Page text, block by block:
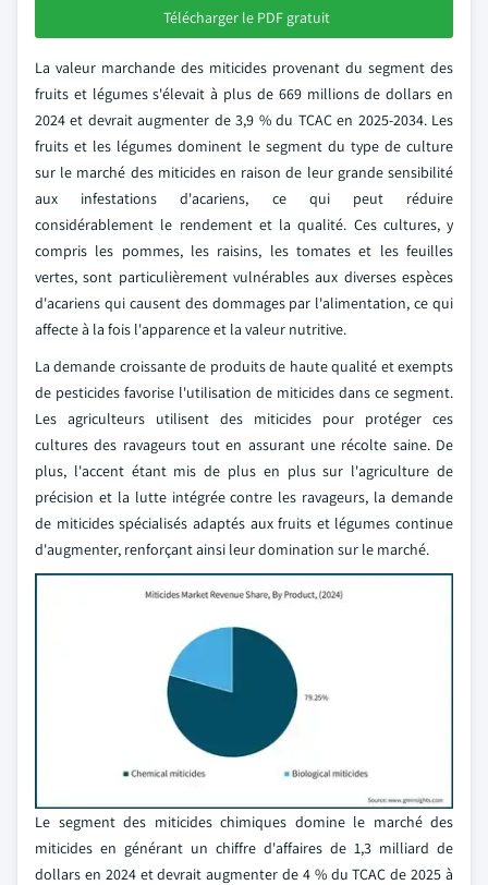
Télécharger le PDF gratuit
La valeur marchande des miticides provenant du segment des
fruits et légumes s'élevait à plus de 669 millions de dollars en
2024 et devrait augmenter de 3,9 % du TCAC en 2025-2034. Les
fruits et les légumes dominent le segment du type de culture
sur le marché des miticides en raison de leur grande sensibilité
aux infestations d'acariens, ce qui peut réduire
considérablement le rendement et la qualité. Ces cultures, y
compris les pommes, les raisins, les tomates et les feuilles
vertes, sont particulièrement vulnérables aux diverses espèces
d'acariens qui causent des dommages par l'alimentation, ce qui
affecte à la fois l'apparence et la valeur nutritive.
La demande croissante de produits de haute qualité et exempts
de pesticides favorise l'utilisation de miticides dans ce segment.
Les agriculteurs utilisent des miticides pour protéger ces
cultures des ravageurs tout en assurant une récolte saine. De
plus, l'accent étant mis de plus en plus sur l'agriculture de
précision et la lutte intégrée contre les ravageurs, la demande
de miticides spécialisés adaptés aux fruits et légumes continue
d'augmenter, renforçant ainsi leur domination sur le marché.
Le segment des miticides chimiques domine le marché des
miticides en générant un chiffre d'affaires de 1,3 milliard de
dollars en 2024 et devrait augmenter de 4 % du TCAC de 2025 à